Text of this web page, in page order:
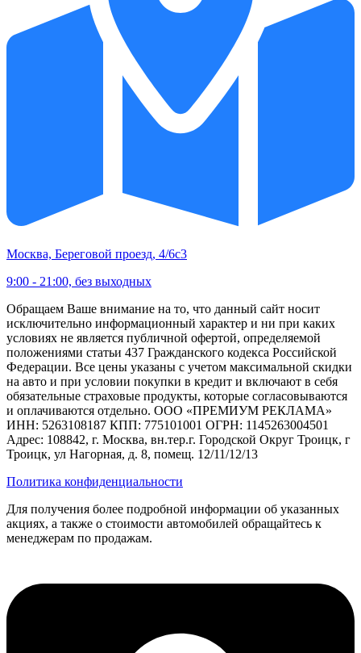
Москва, Береговой проезд, 4/6с3
9:00 - 21:00, без выходных
Обращаем Ваше внимание на то, что данный сайт носит
исключительно информационный характер и ни при каких
условиях не является публичной офертой, определяемой
положениями статьи 437 Гражданского кодекса Российской
Федерации. Все цены указаны с учетом максимальной скидки
на авто и при условии покупки в кредит и включают в себя
обязательные страховые продукты, которые согласовываются
и оплачиваются отдельно. ООО «ПРЕМИУМ РЕКЛАМА»
ИНН: 5263108187 КПП: 775101001 ОГРН: 1145263004501
Адрес: 108842, г. Москва, вн.тер.г. Городской Округ Троицк, г
Троицк, ул Нагорная, д. 8, помещ. 12/11/12/13
Политика конфиденциальности
Для получения более подробной информации об указанных
акциях, а также о стоимости автомобилей обращайтесь к
менеджерам по продажам.